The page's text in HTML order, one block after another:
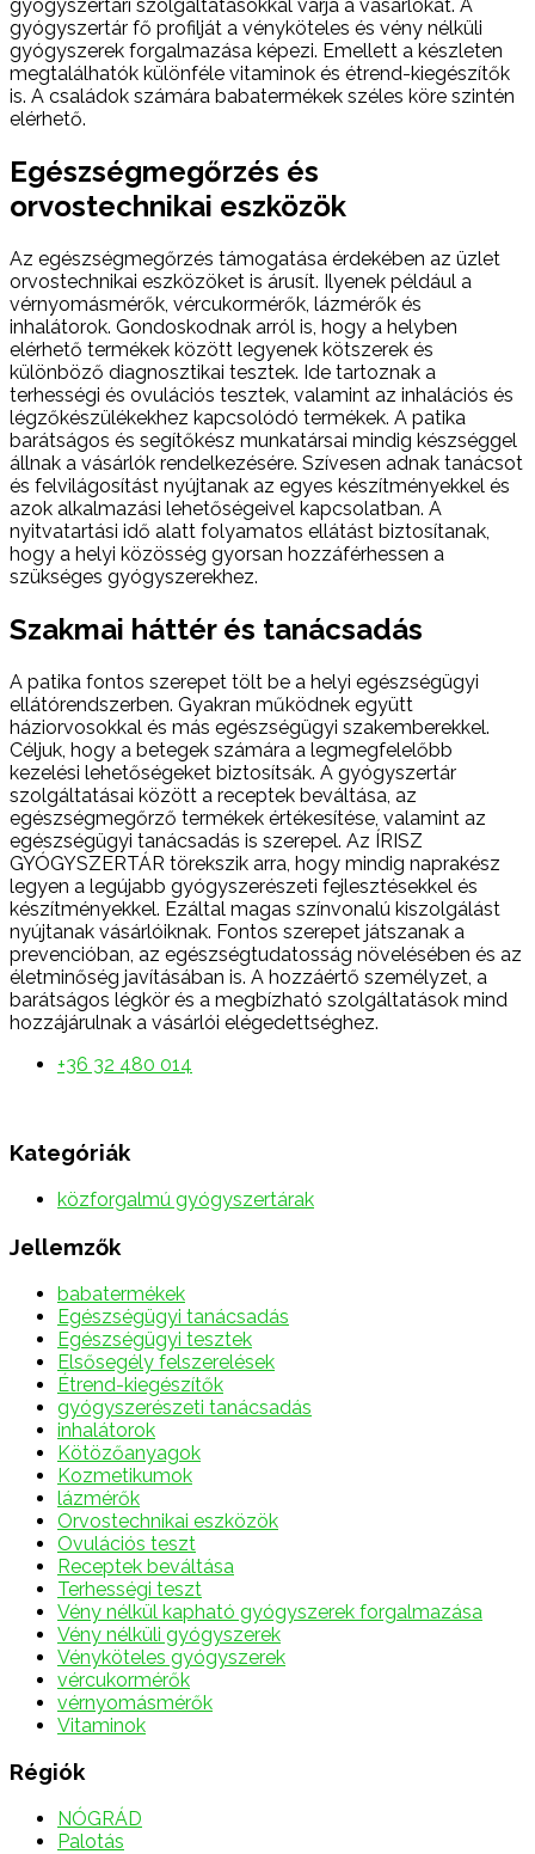
gyógyszertári szolgáltatásokkal várja a vásárlókat. A
gyógyszertár fő profilját a vényköteles és vény nélküli
gyógyszerek forgalmazása képezi. Emellett a készleten
megtalálhatók különféle vitaminok és étrend-kiegészítők
is. A családok számára babatermékek széles köre szintén
elérhető.
Egészségmegőrzés és
orvostechnikai eszközök
Az egészségmegőrzés támogatása érdekében az üzlet
orvostechnikai eszközöket is árusít. Ilyenek például a
vérnyomásmérők, vércukormérők, lázmérők és
inhalátorok. Gondoskodnak arról is, hogy a helyben
elérhető termékek között legyenek kötszerek és
különböző diagnosztikai tesztek. Ide tartoznak a
terhességi és ovulációs tesztek, valamint az inhalációs és
légzőkészülékekhez kapcsolódó termékek. A patika
barátságos és segítőkész munkatársai mindig készséggel
állnak a vásárlók rendelkezésére. Szívesen adnak tanácsot
és felvilágosítást nyújtanak az egyes készítményekkel és
azok alkalmazási lehetőségeivel kapcsolatban. A
nyitvatartási idő alatt folyamatos ellátást biztosítanak,
hogy a helyi közösség gyorsan hozzáférhessen a
szükséges gyógyszerekhez.
Szakmai háttér és tanácsadás
A patika fontos szerepet tölt be a helyi egészségügyi
ellátórendszerben. Gyakran működnek együtt
háziorvosokkal és más egészségügyi szakemberekkel.
Céljuk, hogy a betegek számára a legmegfelelőbb
kezelési lehetőségeket biztosítsák. A gyógyszertár
szolgáltatásai között a receptek beváltása, az
egészségmegőrző termékek értékesítése, valamint az
egészségügyi tanácsadás is szerepel. Az ÍRISZ
GYÓGYSZERTÁR törekszik arra, hogy mindig naprakész
legyen a legújabb gyógyszerészeti fejlesztésekkel és
készítményekkel. Ezáltal magas színvonalú kiszolgálást
nyújtanak vásárlóiknak. Fontos szerepet játszanak a
prevencióban, az egészségtudatosság növelésében és az
életminőség javításában is. A hozzáértő személyzet, a
barátságos légkör és a megbízható szolgáltatások mind
hozzájárulnak a vásárlói elégedettséghez.
+36 32 480 014
Kategóriák
közforgalmú gyógyszertárak
Jellemzők
babatermékek
Egészségügyi tanácsadás
Egészségügyi tesztek
Elsősegély felszerelések
Étrend-kiegészítők
gyógyszerészeti tanácsadás
inhalátorok
Kötözőanyagok
Kozmetikumok
lázmérők
Orvostechnikai eszközök
Ovulációs teszt
Receptek beváltása
Terhességi teszt
Vény nélkül kapható gyógyszerek forgalmazása
Vény nélküli gyógyszerek
Vényköteles gyógyszerek
vércukormérők
vérnyomásmérők
Vitaminok
Régiók
NÓGRÁD
Palotás